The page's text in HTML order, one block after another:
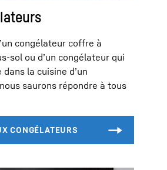
congélateur coffre à
sol ou d’un congélateur qui
la cuisine d’un
saurons répondre à tous